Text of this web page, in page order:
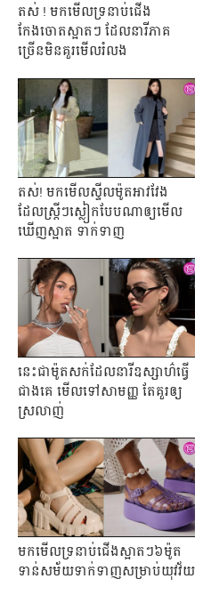
តស់ ! មកមើលទ្រនាប់ជើង
កែងចោតស្អាតៗ ដែលនារីភាគ
ច្រើនមិនគួរមើលរំលង
តស់! មកមើលស្ទីលម៉ូតអាវវែង
ដែលស្ត្រីៗស្លៀកបែបណាឲ្យមើល
ឃើញស្អាត ទាក់ទាញ
នេះជាម៉ូតសក់ដែលនារីឧស្សាហ៌ធ្វើ
ជាងគេ មើលទៅសាមញ្ញ តែគួរឲ្យ
ស្រលាញ់
មកមើលទ្រនាប់ជើងស្អាតៗ៦ម៉ូត
ទាន់សម័យទាក់ទាញសម្រាប់យុវវ័យ